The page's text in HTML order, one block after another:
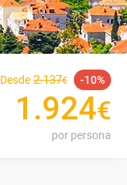
Desde 2.137€ 10
1 .924€
por persona